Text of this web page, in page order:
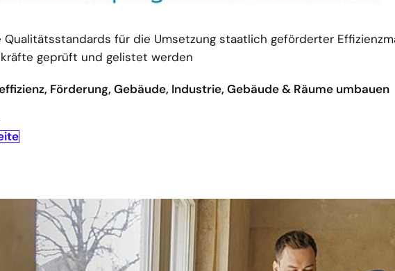
Qualitätsstandards für die Umsetzung staatlich geförderter
geprüft und gelistet werden
Förderung, Gebäude, Industrie, Gebäude & Räume umbauen